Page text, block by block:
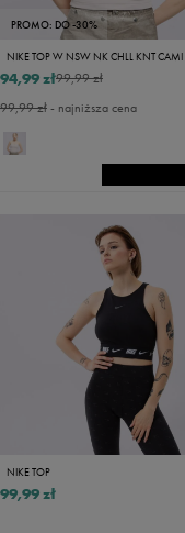
PROMO: DO -30%
NIKE TOP W NSW NK CHLL KNT CAMI
99,99 zł
94,99 zł
99,99 zł- najniższa cena
NIKE TOP
99,99 zł